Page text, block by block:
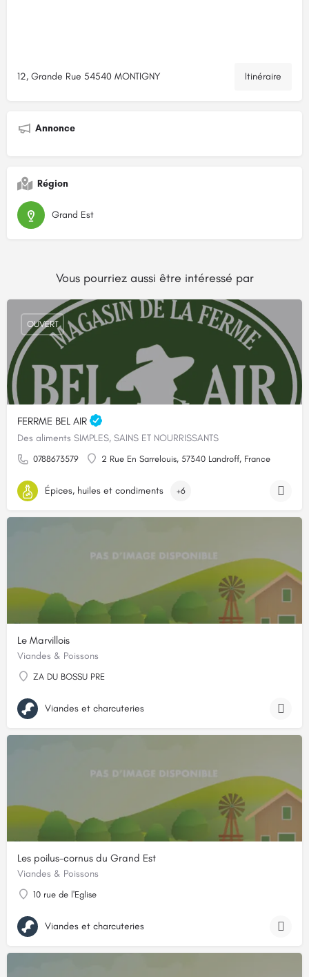
12, Grande Rue 54540 MONTIGNY Itinéraire
Annonce
Région
Grand Est
Vous pourriez aussi être intéressé par
FERRME BEL AIR
Des aliments SIMPLES, SAINS ET NOURRISSANTS
0788673579 2 Rue En Sarrelouis, 57340 Landroff, France
OUVERT
Épices, huiles et condiments +6
Le Marvillois
Viandes & Poissons
ZA DU BOSSU PRE
Viandes et charcuteries
Les poilus-cornus du Grand Est
Viandes & Poissons
10 rue de l'Eglise
Viandes et charcuteries